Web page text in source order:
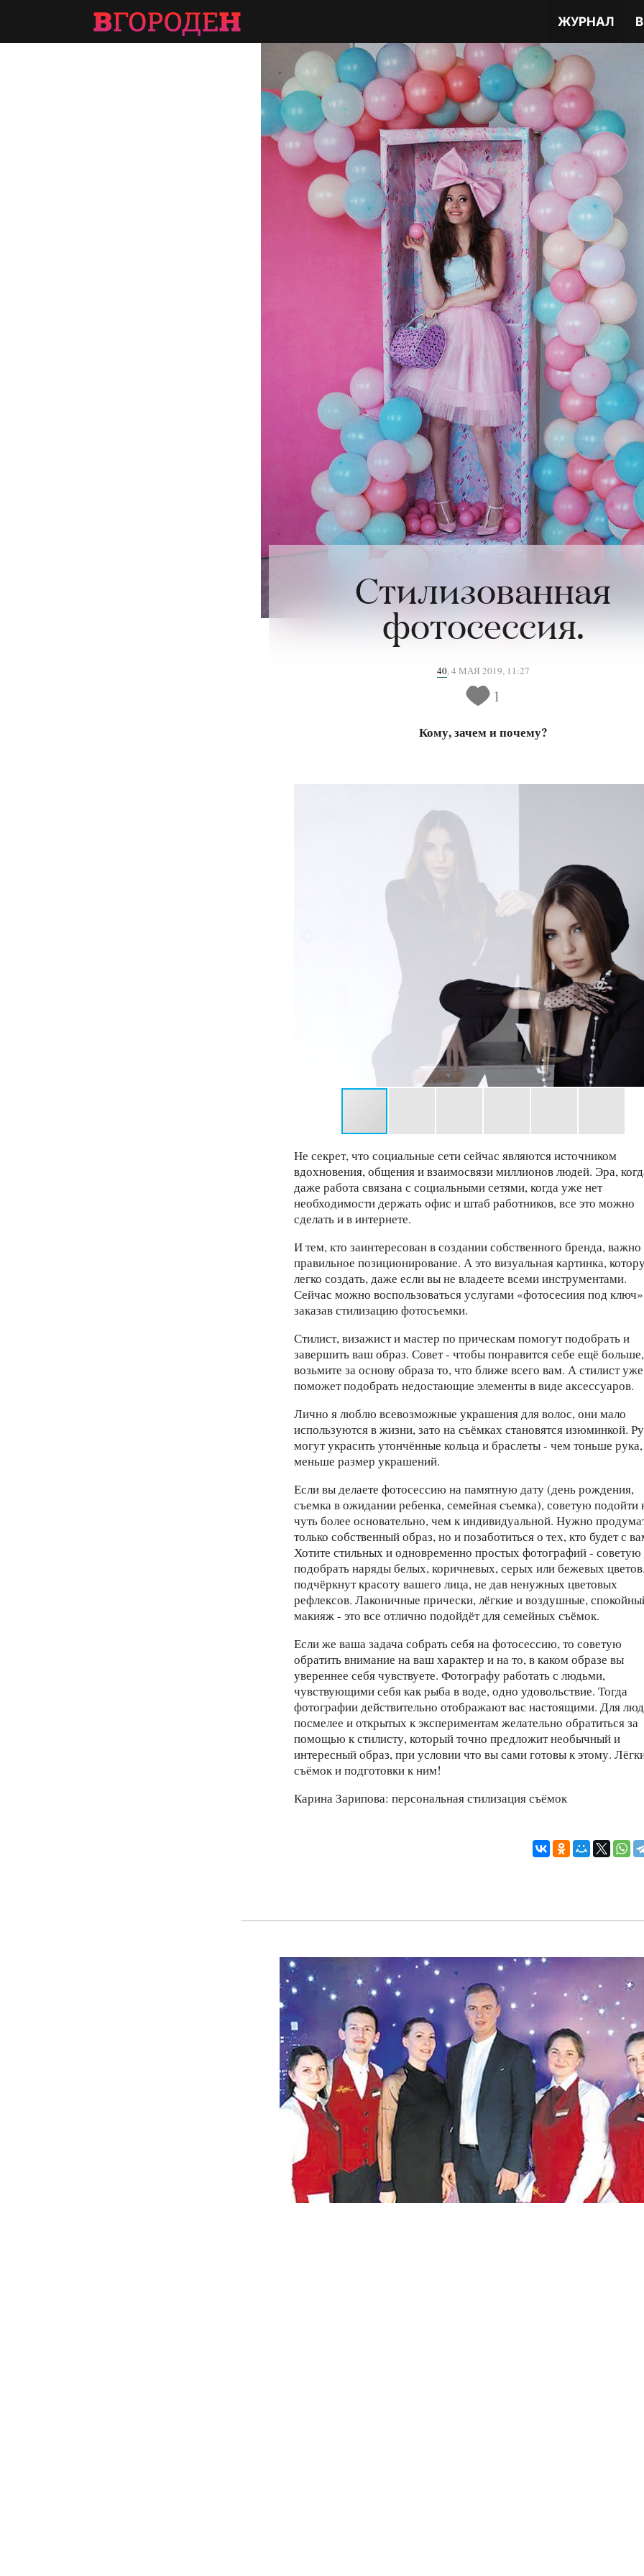
ЖУРНАЛ
Стилизованная
фотосессия.
40,4 МАЯ 2019, 11:27
1
Кому, зачем и почему?
Не секрет, что социальные сети сейчас являются источником
вдохновения, общения и взаимосвязи миллионов людей. Эра,
даже работа связана с социальными сетями, когда уже нет
необходимости держать офис и штаб работников, все это можно
сделать и в интернете.
И тем, кто заинтересован в создании собственного бренда, важно
правильное позиционирование. А это визуальная картинка,
легко создать, даже если вы не владеете всеми инструментами.
Сейчас можно воспользоваться услугами «фотосесиия под
заказав стилизацию фотосъемки.
Стилист, визажист и мастер по прическам помогут подобрать и
завершить ваш образ. Совет - чтобы понравится себе ещё больше,
возьмите за основу образа то, что ближе всего вам. А стилист уже
поможет подобрать недостающие элементы в виде аксессуаров.
Лично я люблю всевозможные украшения для волос, они мало
используются в жизни, зато на съёмках становятся изюминкой.
могут украсить утончённые кольца и браслеты - чем тоньше
меньше размер украшений.
Если вы делаете фотосессию на памятную дату (день рождения,
съемка в ожидании ребенка, семейная съемка), советую подойти
чуть более основательно, чем к индивидуальной. Нужно
только собственный образ, но и позаботиться о тех, кто будет с
Хотите стильных и одновременно простых фотографий - советую
подобрать наряды белых, коричневых, серых или бежевых
подчёркнут красоту вашего лица, не дав ненужных цветовых
рефлексов. Лаконичные прически, лёгкие и воздушные,
макияж - это все отлично подойдёт для семейных съёмок.
Если же ваша задача собрать себя на фотосессию, то советую
обратить внимание на ваш характер и на то, в каком образе вы
увереннее себя чувствуете. Фотографу работать с людьми,
чувствующими себя как рыба в воде, одно удовольствие. Тогда
фотографии действительно отображают вас настоящими. Для
посмелее и открытых к экспериментам желательно обратиться за
помощью к стилисту, который точно предложит необычный и
интересный образ, при условии что вы сами готовы к этому.
съёмок и подготовки к ним!
Карина Зарипова: персональная стилизация съёмок